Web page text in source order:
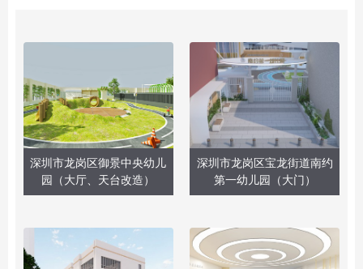
深圳市龙岗区御景中央幼儿
园（大厅、天台改造）
深圳市龙岗区宝龙街道南约
第一幼儿园（大门）